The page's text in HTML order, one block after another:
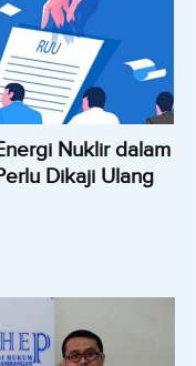
Nuklir dalam
Dikaji Ulang